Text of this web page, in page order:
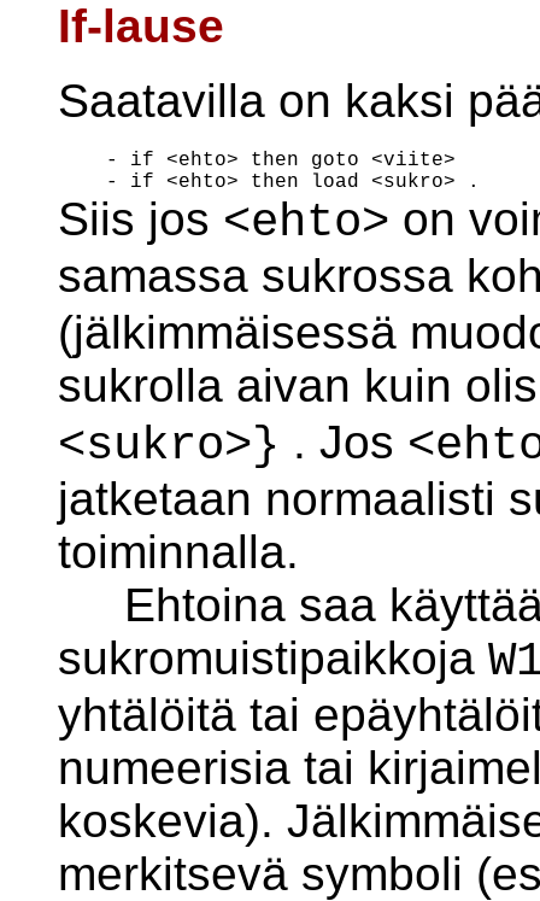
If-lause
Saatavilla on kaksi
    - if <ehto> then goto <viite>
Siis jos <ehto> on
samassa sukrossa
(jälkimmäisessä
sukrolla aivan kuin
<sukro>} . Jos
jatketaan normaalisti
toiminnalla.
Ehtoina saa
sukromuistipaikkoja
yhtälöitä tai
numeerisia tai
koskevia).
merkitsevä symboli